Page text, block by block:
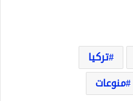
تركيا
منوعات